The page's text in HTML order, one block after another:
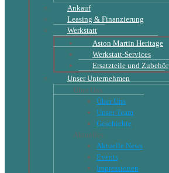
Ankauf
Leasing & Finanzierung
Werkstatt
Aston Martin Heritage
Werkstatt-Services
Ersatzteile und Zubehör
Unser Unternehmen
Über Uns
Über Uns
Unser Team
Geschichte
Aktuelles
Aktuelle News
Events
Impressionen